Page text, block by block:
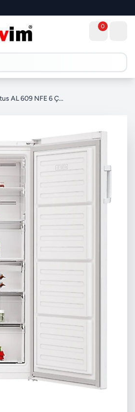
0
Altus AL 609 NFE 6 Çekmeceli Dikey No Frost Derin Dondurucu